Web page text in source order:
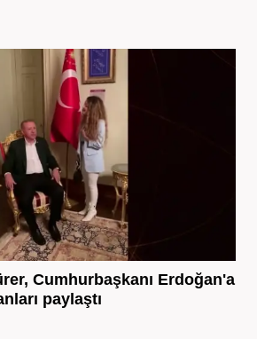
Cumhurbaşkanı Erdoğan'a
paylaştı